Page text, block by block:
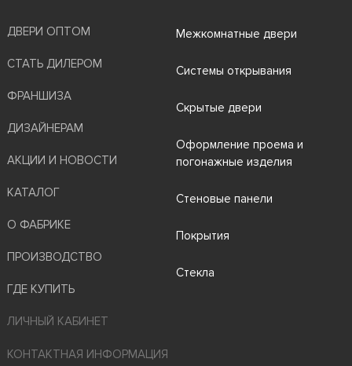
ДВЕРИ ОПТОМ
СТАТЬ ДИЛЕРОМ
ФРАНШИЗА
ДИЗАЙНЕРАМ
АКЦИИ И НОВОСТИ
КАТАЛОГ
О ФАБРИКЕ
ПРОИЗВОДСТВО
ГДЕ КУПИТЬ
Межкомнатные двери
Системы открывания
Скрытые двери
Оформление проема и
погонажные изделия
Стеновые панели
Покрытия
Стекла
ЛИЧНЫЙ КАБИНЕТ
КОНТАКТНАЯ ИНФОРМАЦИЯ